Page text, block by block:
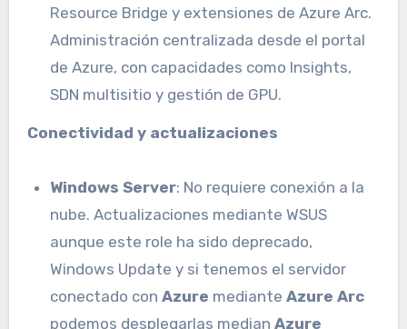
Resource Bridge y extensiones de Azure Arc.
Administración centralizada desde el portal
de Azure, con capacidades como Insights,
SDN multisitio y gestión de GPU.
Conectividad y actualizaciones
Windows Server: No requiere conexión a la
nube. Actualizaciones mediante WSUS
aunque este role ha sido deprecado,
Windows Update y si tenemos el servidor
conectado conAzure medianteAzure Arc
podemos desplegarlas medianAzure